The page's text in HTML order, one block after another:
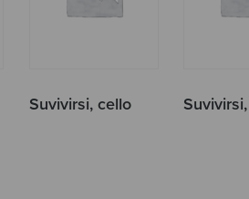
Suvivirsi, cello